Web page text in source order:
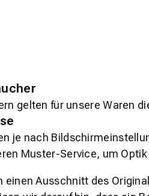
gelten für unsere Waren
je nach
Muster-Service, um
einen Ausschnitt des